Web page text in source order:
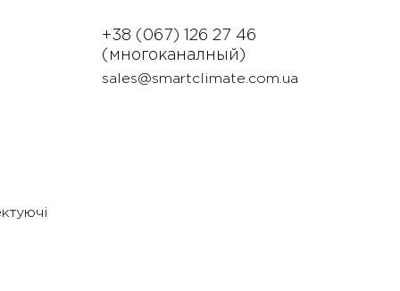
+38 (067) 126 27 46
(многоканалный)
sales@smartclimate.com.ua